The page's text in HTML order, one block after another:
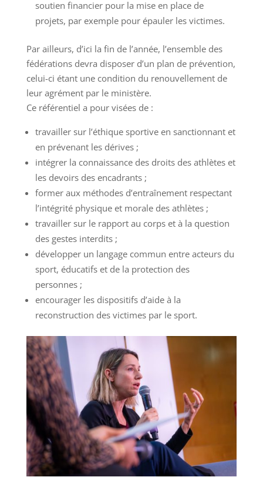
soutien financier pour la mise en place de
projets, par exemple pour épauler les victimes.
Par ailleurs, d’ici la fin de l’année, l’ensemble des
fédérations devra disposer d’un plan de prévention,
celui-ci étant une condition du renouvellement de
leur agrément par le ministère.
Ce référentiel a pour visées de :
travailler sur l’éthique sportive en sanctionnant et
en prévenant les dérives ;
intégrer la connaissance des droits des athlètes et
les devoirs des encadrants ;
former aux méthodes d’entraînement respectant
l’intégrité physique et morale des athlètes ;
travailler sur le rapport au corps et à la question
des gestes interdits ;
développer un langage commun entre acteurs du
sport, éducatifs et de la protection des
personnes ;
encourager les dispositifs d’aide à la
reconstruction des victimes par le sport.